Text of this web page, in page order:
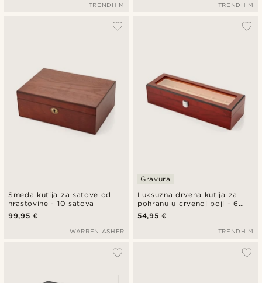
TRENDHIM TRENDHIM
Smeđa kutija za satove od
hrastovine - 10 satova
99,95 €
WARREN ASHER
Luksuzna drvena kutija za
pohranu u crvenoj boji - 6
satova
Gravura
54,95 €
TRENDHIM